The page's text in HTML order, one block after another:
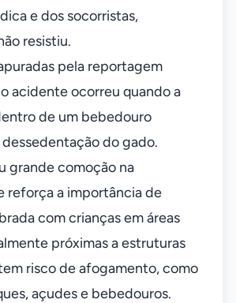
e dos socorristas,
resistiu.
pela reportagem
acidente ocorreu quando a
de um bebedouro
do gado.
grande comoção na
reforça a importância de
com crianças em áreas
próximas a estruturas
risco de afogamento, como
açudes e bebedouros.